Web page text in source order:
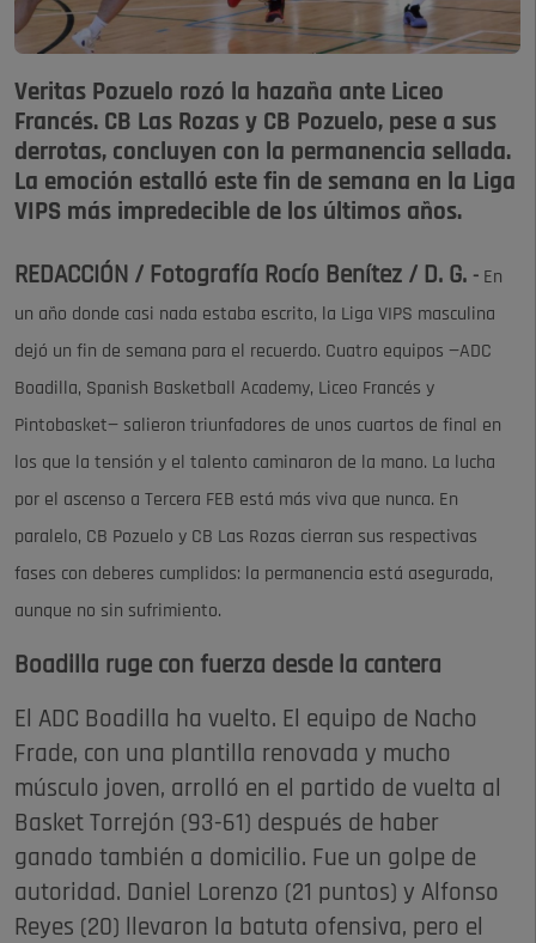
Veritas Pozuelo rozó la hazaña ante Liceo
Francés. CB Las Rozas y CB Pozuelo, pese a sus
derrotas, concluyen con la permanencia sellada.
La emoción estalló este fin de semana en la Liga
VIPS más impredecible de los últimos años.
REDACCIÓN / Fotografía Rocío Benítez / D. G. - En
un año donde casi nada estaba escrito, la Liga VIPS masculina
dejó un fin de semana para el recuerdo. Cuatro equipos —ADC
Boadilla, Spanish Basketball Academy, Liceo Francés y
Pintobasket— salieron triunfadores de unos cuartos de final en
los que la tensión y el talento caminaron de la mano. La lucha
por el ascenso a Tercera FEB está más viva que nunca. En
paralelo, CB Pozuelo y CB Las Rozas cierran sus respectivas
fases con deberes cumplidos: la permanencia está asegurada,
aunque no sin sufrimiento.
Boadilla ruge con fuerza desde la cantera
El ADC Boadilla ha vuelto. El equipo de Nacho
Frade, con una plantilla renovada y mucho
músculo joven, arrolló en el partido de vuelta al
Basket Torrejón (93-61) después de haber
ganado también a domicilio. Fue un golpe de
autoridad. Daniel Lorenzo (21 puntos) y Alfonso
Reyes (20) llevaron la batuta ofensiva, pero el